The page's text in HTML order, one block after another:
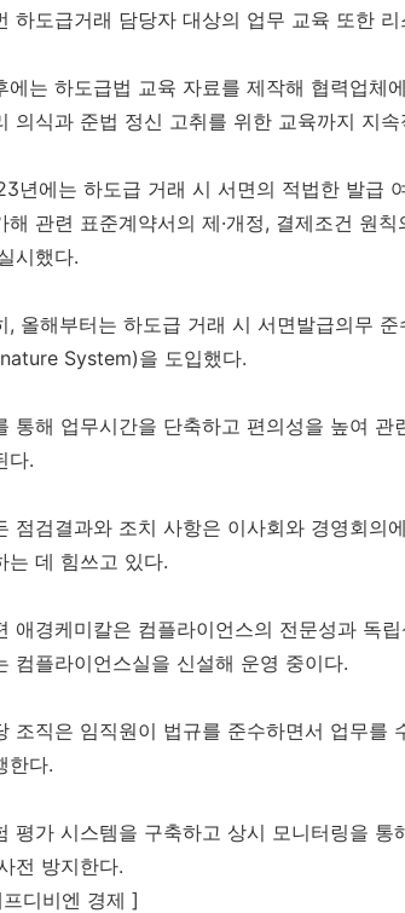
하도급거래 담당자 대상의 업무 교육 또한
에는 하도급법 교육 자료를 제작해 협력업체
의식과 준법 정신 고취를 위한 교육까지 지
년에는 하도급 거래 시 서면의 적법한 발급
해 관련 표준계약서의 제·개정, 결제조건 원
시했다.
, 올해부터는 하도급 거래 시 서면발급의무
System)을 도입했다.
통해 업무시간을 단축하고 편의성을 높여
다.
점검결과와 조치 사항은 이사회와 경영회의
는 데 힘쓰고 있다.
애경케미칼은 컴플라이언스의 전문성과 독
컴플라이언스실을 신설해 운영 중이다.
조직은 임직원이 법규를 준수하면서 업무를
한다.
평가 시스템을 구축하고 상시 모니터링을
전 방지한다.
디비엔 경제 ]